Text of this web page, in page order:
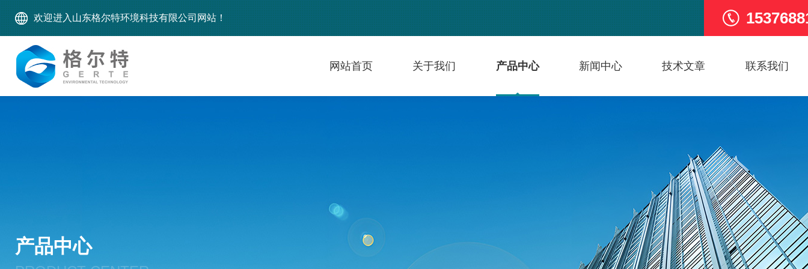
欢迎进入山东格尔特环境科技有限公司网站！
网站首页 关于我们 产品中心 新闻中心 技术文章 联系我们
产品中心